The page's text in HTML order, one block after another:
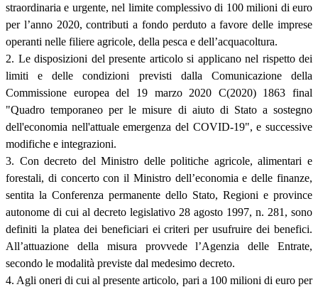
straordinaria e urgente, nel limite complessivo di 100 milioni di euro
per l’anno 2020, contributi a fondo perduto a favore delle imprese
operanti nelle filiere agricole, della pesca e dell’acquacoltura.
2. Le disposizioni del presente articolo si applicano nel rispetto dei
limiti e delle condizioni previsti dalla Comunicazione della
Commissione europea del 19 marzo 2020 C(2020) 1863 final
"Quadro temporaneo per le misure di aiuto di Stato a sostegno
dell'economia nell'attuale emergenza del COVID-19", e successive
modifiche e integrazioni.
3. Con decreto del Ministro delle politiche agricole, alimentari e
forestali, di concerto con il Ministro dell’economia e delle finanze,
sentita la Conferenza permanente dello Stato, Regioni e province
autonome di cui al decreto legislativo 28 agosto 1997, n. 281, sono
definiti la platea dei beneficiari ei criteri per usufruire dei benefici.
All’attuazione della misura provvede l’Agenzia delle Entrate,
secondo le modalità previste dal medesimo decreto.
4. Agli oneri di cui al presente articolo, pari a 100 milioni di euro per